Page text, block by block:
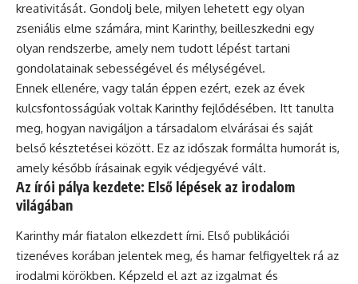
kreativitását. Gondolj bele, milyen lehetett egy olyan
zseniális elme számára, mint Karinthy, beilleszkedni egy
olyan rendszerbe, amely nem tudott lépést tartani
gondolatainak sebességével és mélységével.
Ennek ellenére, vagy talán éppen ezért, ezek az évek
kulcsfontosságúak voltak Karinthy fejlődésében. Itt tanulta
meg, hogyan navigáljon a társadalom elvárásai és saját
belső késztetései között. Ez az időszak formálta humorát is,
amely később írásainak egyik védjegyévé vált.
Az írói pálya kezdete: Első lépések az irodalom
világában
Karinthy már fiatalon elkezdett írni. Első publikációi
tizenéves korában jelentek meg, és hamar felfigyeltek rá az
irodalmi körökben. Képzeld el azt az izgalmat és